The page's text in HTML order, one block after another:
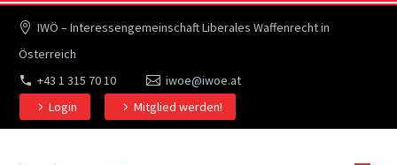
IWÖ – Interessengemeinschaft Liberales Waffenrecht in
Österreich
+43 1 315 70 10
iwoe@iwoe.at
Login
Mitglied werden!